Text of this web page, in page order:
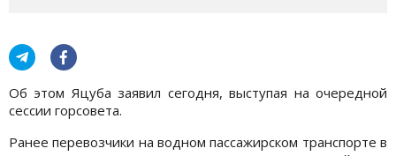
Об этом Яцуба заявил сегодня, выступая на очередной
сессии горсовета.
Ранее перевозчики на водном пассажирском транспорте в